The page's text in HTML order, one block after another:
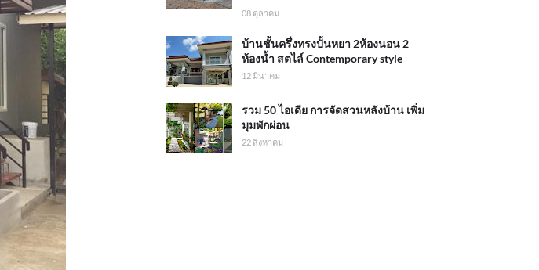
08 ตุลาคม
บ้านชั้นครึ่งทรงปั้นหยา 2ห้องนอน 2
ห้องน้ำ สตไล์ Contemporary style
12 มีนาคม
รวม 50 ไอเดีย การจัดสวนหลังบ้าน เพิ่ม
มุมพักผ่อน
22 สิงหาคม